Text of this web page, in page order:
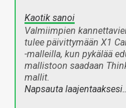
Kaotik sanoi
Valmiimpien
tulee päivittymään X1
-malleilla, kun pykälää
mallistoon saadaan
mallit.
Napsauta